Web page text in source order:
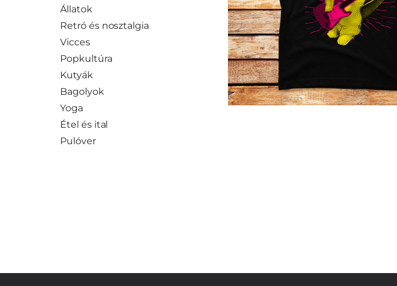
Állatok
Retró és nosztalgia
Vicces
Popkultúra
Kutyák
Bagolyok
Yoga
Étel és ital
Pulóver